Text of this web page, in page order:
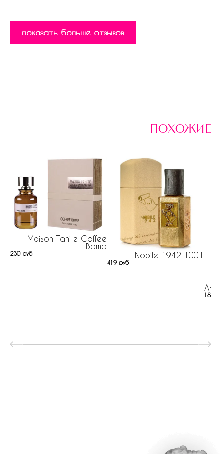
показать больше отзывов
похожие
Maison Tahite Coffee
Bomb
230 руб Nobile 1942 1001
419 руб
186